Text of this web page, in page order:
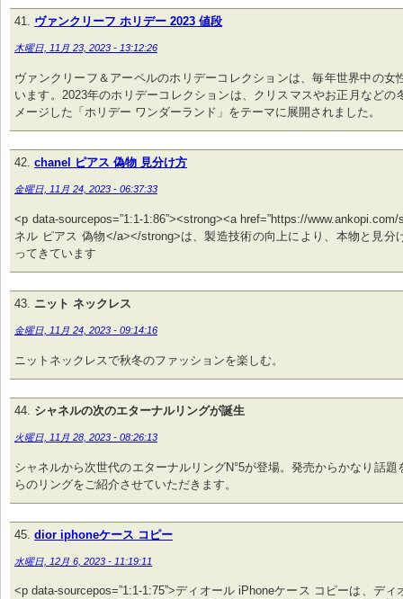
ヴァンクリーフ ホリデー 2023 値段
木曜日, 11月 23, 2023 - 13:12:26
ヴァンクリーフ＆アーペルのホリデーコレクションは、毎年世界中の女
います。2023年のホリデーコレクションは、クリスマスやお正月などの
メージした「ホリデー ワンダーランド」をテーマに展開されました。
chanel ピアス 偽物 見分け方
金曜日, 11月 24, 2023 - 06:37:33
<p data-sourcepos=”1:1-1:86”><strong><a href=”https://www.ankopi.com/
ネル ピアス 偽物</a></strong>は、製造技術の向上により、本物と見分
ってきています
ニット ネックレス
金曜日, 11月 24, 2023 - 09:14:16
ニットネックレスで秋冬のファッションを楽しむ。
シャネルの次のエターナルリングが誕生
火曜日, 11月 28, 2023 - 08:26:13
シャネルから次世代のエターナルリングN°5が登場。発売からかなり話題
らのリングをご紹介させていただきます。
dior iphoneケース コピー
水曜日, 12月 6, 2023 - 11:19:11
<p data-sourcepos=”1:1-1:75”>ディオール iPhoneケース コピーは、ディ